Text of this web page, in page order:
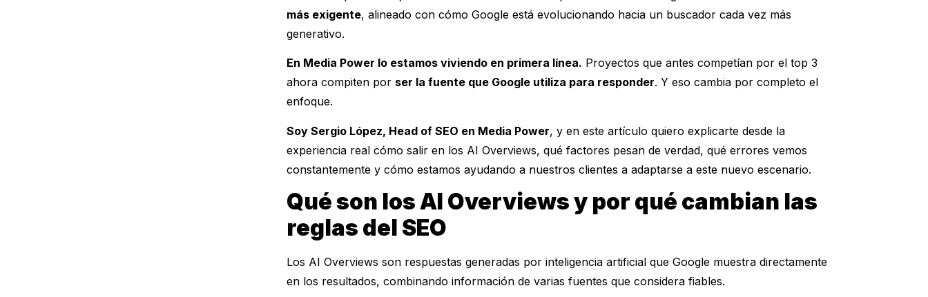
más exigente, alineado con cómo Google está evolucionando hacia un buscador cada vez más
generativo.
En Media Power lo estamos viviendo en primera línea. Proyectos que antes competían por el top 3
ahora compiten por ser la fuente que Google utiliza para responder. Y eso cambia por completo el
enfoque.
Soy Sergio López, Head of SEO en Media Power, y en este artículo quiero explicarte desde la
experiencia real cómo salir en los AI Overviews, qué factores pesan de verdad, qué errores vemos
constantemente y cómo estamos ayudando a nuestros clientes a adaptarse a este nuevo escenario.
Qué son los AI Overviews y por qué cambian las
reglas del SEO
Los AI Overviews son respuestas generadas por inteligencia artificial que Google muestra directamente
en los resultados, combinando información de varias fuentes que considera fiables.